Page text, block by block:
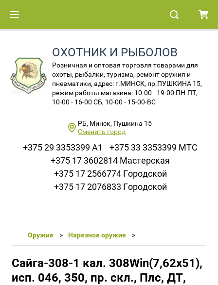
ОХОТНИК И РЫБОЛОВ
Розничная и оптовая торговля товарами для
охоты, рыбалки, туризма, ремонт оружия и
пневматики, адрес: г.МИНСК, пр.ПУШКИНА 15,
режим работы магазина: 10-00 - 19-00 ПН-ПТ,
10-00 - 16-00 СБ, 10-00 - 15-00-ВС
РБ, Минск, Пушкина 15
Сменить город
+375 29 3353399 A1
+375 33 3353399 МТС
+375 17 3602814 Мастерская
+375 17 2566774 Городской
+375 17 2076833 Городской
Оружие Нарезное оружие
Сайга-308-1 кал. 308Win(7,62х51),
исп. 046, 350, пр. скл., Плс, ДТ,